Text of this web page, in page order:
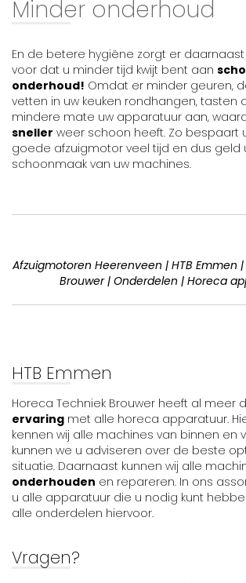
Minder onderhoud
En de betere hygiëne zorgt er daarnaast
voor dat u minder tijd kwijt bent aan
onderhoud! Omdat er minder geuren,
vetten in uw keuken rondhangen, tasten
mindere mate uw apparatuur aan,
sneller weer schoon heeft. Zo bespaart
goede afzuigmotor veel tijd en dus geld
schoonmaak van uw machines.
Afzuigmotoren Heerenveen | HTB Emmen
Brouwer | Onderdelen | Horeca
HTB Emmen
Horeca Techniek Brouwer heeft al meer
ervaring met alle horeca apparatuur.
kennen wij alle machines van binnen en
kunnen we u adviseren over de beste
situatie. Daarnaast kunnen wij alle
onderhouden en repareren. In ons
u alle apparatuur die u nodig kunt
alle onderdelen hiervoor.
Vragen?